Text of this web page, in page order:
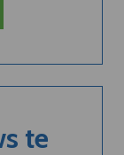
te